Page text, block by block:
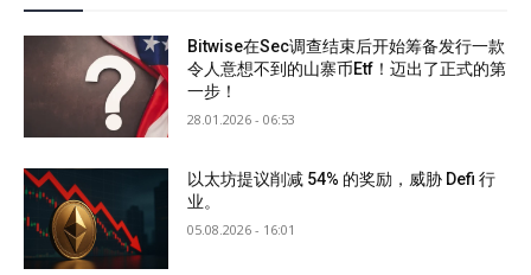
Bitwise在Sec调查结束后开始筹备发行一款
令人意想不到的山寨币Etf！迈出了正式的第
一步！
28.01.2026 - 06:53
以太坊提议削减 54% 的奖励，威胁 Defi 行
业。
05.08.2026 - 16:01